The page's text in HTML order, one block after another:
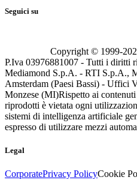
Seguici su
Copyright © 1999-
P.Iva 03976881007 - Tutti i diritti
Mediamond S.p.A. - RTI S.p.A.,
Amsterdam (Paesi Bassi) - Uffici
Monzese (MI)Rispetto ai
riprodotti è vietata ogni
sistemi di intelligenza artificiale
espresso di utilizzare mezzi
Legal
CorporatePrivacy PolicyCookie